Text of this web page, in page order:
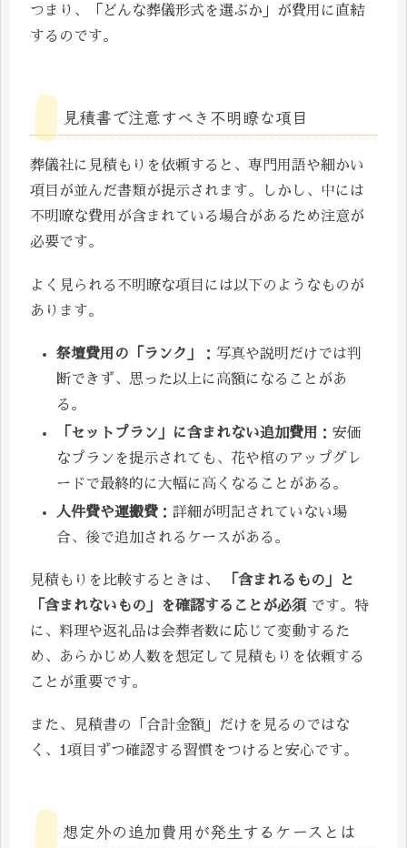
つまり、「どんな葬儀形式を選ぶか」が費用に直結
するのです。
見積書で注意すべき不明瞭な項目
葬儀社に見積もりを依頼すると、専門用語や細かい
項目が並んだ書類が提示されます。しかし、中には
不明瞭な費用が含まれている場合があるため注意が
必要です。
よく見られる不明瞭な項目には以下のようなものが
あります。
祭壇費用の「ランク」
：写真や説明だけでは判
断できず、思った以上に高額になることがあ
る。
「セットプラン」に含まれない追加費用
：安価
なプランを提示されても、花や棺のアップグレ
ードで最終的に大幅に高くなることがある。
人件費や運搬費 ：詳細が明記されていない場
合、後で追加されるケースがある。
見積もりを比較するときは、
「含まれるもの」と
「含まれないもの」を確認することが必須 です。特
に、料理や返礼品は会葬者数に応じて変動するた
め、あらかじめ人数を想定して見積もりを依頼する
ことが重要です。
また、見積書の「合計金額」だけを見るのではな
く、1項目ずつ確認する習慣をつけると安心です。
想定外の追加費用が発生するケースとは